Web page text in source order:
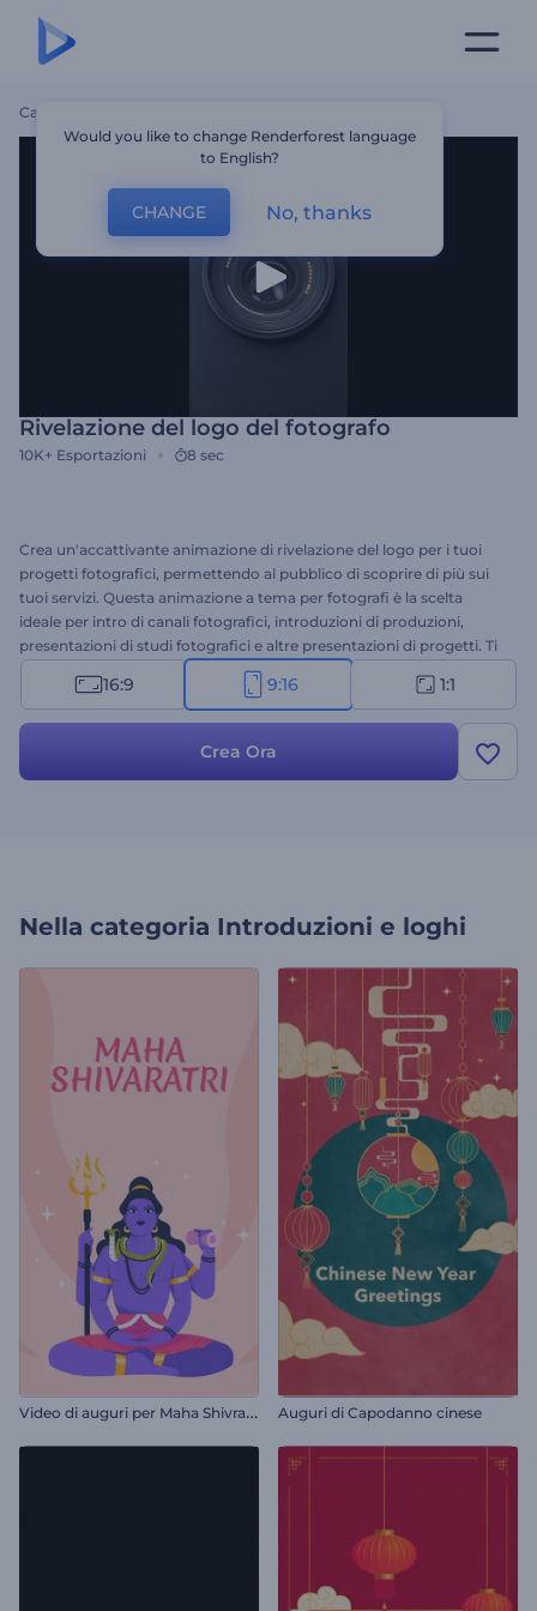
Casa
Rivelazione del logo del fotografo
10K+ Esportazioni 8 sec
Crea un'accattivante animazione di rivelazione del logo per i tuoi
progetti fotografici, permettendo al pubblico di scoprire di più sui
tuoi servizi. Questa animazione a tema per fotografi è la scelta
ideale per intro di canali fotografici, introduzioni di produzioni,
presentazioni di studi fotografici e altre presentazioni di progetti. Ti
basterà trascinare e rilasciare il tuo file, aggiungere la didascalia e
goderti la tua animazione video professionale in pochi clic. Prova
16:9 9:16 1:1
Crea Ora
Nella categoria Introduzioni e loghi
V
ideo di auguri per Maha Shivratri Auguri di Capodanno cinese
Would you like to change Renderforest language
to English?
CHANGE No, thanks